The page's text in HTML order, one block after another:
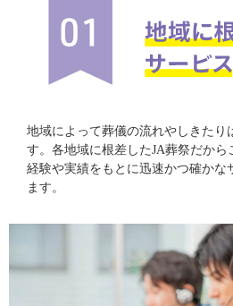
地域によって葬儀の流れやしきたり
す。各地域に根差したJA葬祭だから
経験や実績をもとに迅速かつ確かな
ます。